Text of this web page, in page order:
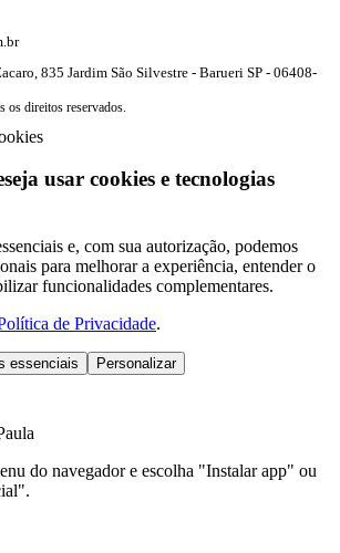
835 Jardim São Silvestre - Barueri SP - 06408-
direitos reservados.
usar cookies e tecnologias
e, com sua autorização, podemos
para melhorar a experiência, entender o
funcionalidades complementares.
de Privacidade.
essenciais Personalizar
do navegador e escolha "Instalar app" ou